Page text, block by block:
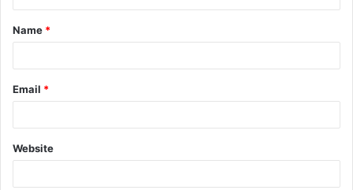
Name *
Email *
Website